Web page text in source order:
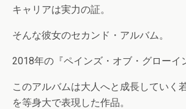
キャリアは実力の証。
そんな彼女のセカンド・アルバム。
2018年の『ペインズ・オブ・グローイ
このアルバムは大人へと成長していく
を等身大で表現した作品。